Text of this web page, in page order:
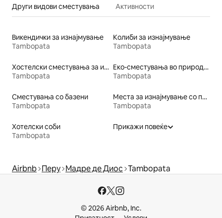
Други видови сместувања Активности
Викендички за изнајмување
Tambopata
Колиби за изнајмување
Tambopata
Хостелски сместувања за изнајмување
Tambopata
Еко-сместувања во природа за изнајмување
Tambopata
Сместувања со базени
Tambopata
Места за изнајмување со пристап до езеро
Tambopata
Хотелски соби
Tambopata
Прикажи повеќе
Airbnb Перу Мадре де Диос Tambopata
© 2026 Airbnb, Inc.